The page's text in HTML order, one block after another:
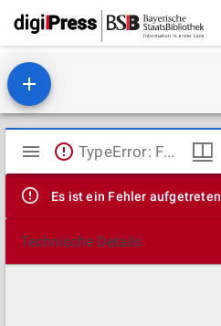
Mirador
Viewer
TypeError: Failed to fetch
Es ist ein Fehler aufgetreten
Technische Details